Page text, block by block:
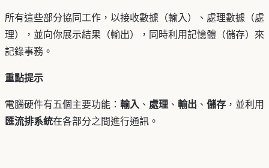
所有這些部分協同工作，以接收數據（輸入）、處理數據（處
理），並向你展示結果（輸出），同時利用記憶體（儲存）來
記錄事務。
重點提示
電腦硬件有五個主要功能： 輸入 、 處理 、 輸出 、 儲存 ，並利用
匯流排系統在各部分之間進行通訊。